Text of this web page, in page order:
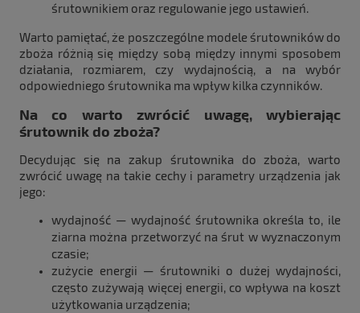
śrutownikiem oraz regulowanie jego ustawień.
Warto pamiętać, że poszczególne modele śrutowników do
zboża różnią się między sobą między innymi sposobem
działania, rozmiarem, czy wydajnością, a na wybór
odpowiedniego śrutownika ma wpływ kilka czynników.
Na co warto zwrócić uwagę, wybierając
śrutownik do zboża?
Decydując się na zakup śrutownika do zboża, warto
zwrócić uwagę na takie cechy i parametry urządzenia jak
jego:
wydajność — wydajność śrutownika określa to, ile
ziarna można przetworzyć na śrut w wyznaczonym
czasie;
zużycie energii — śrutowniki o dużej wydajności,
często zużywają więcej energii, co wpływa na koszt
użytkowania urządzenia;